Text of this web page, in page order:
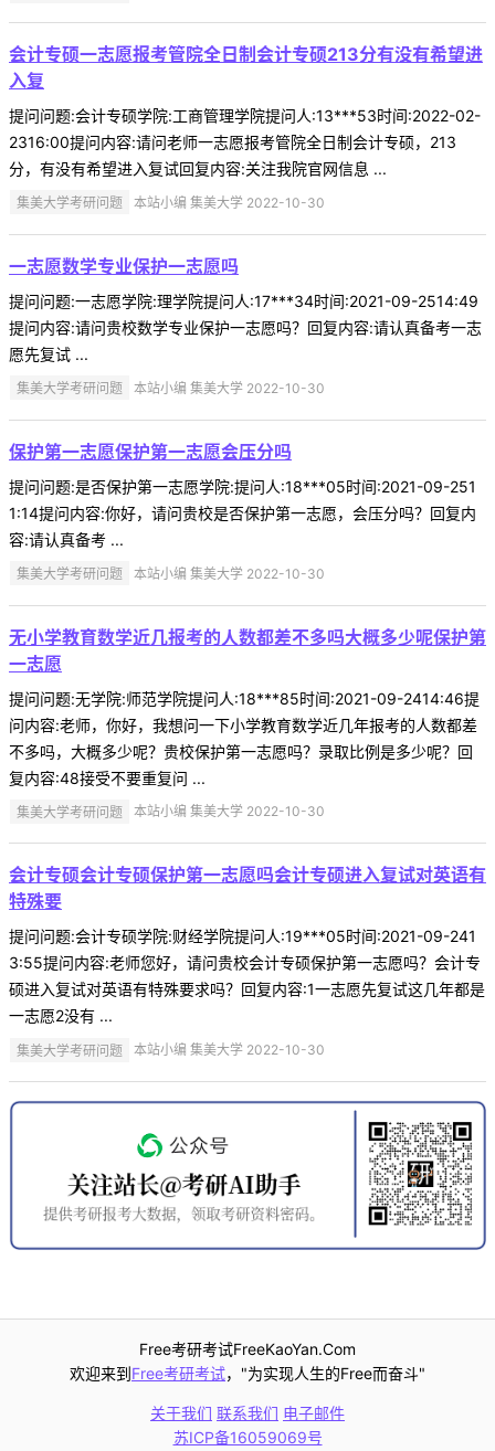
会计专硕一志愿报考管院全日制会计专硕213分有没有希望进
入复
提问问题:会计专硕学院:工商管理学院提问人:13***53时间:2022-02-
2316:00提问内容:请问老师一志愿报考管院全日制会计专硕，213
分，有没有希望进入复试回复内容:关注我院官网信息 ...
集美大学考研问题 本站小编 集美大学 2022-10-30
一志愿数学专业保护一志愿吗
提问问题:一志愿学院:理学院提问人:17***34时间:2021-09-2514:49
提问内容:请问贵校数学专业保护一志愿吗？回复内容:请认真备考一志
愿先复试 ...
集美大学考研问题 本站小编 集美大学 2022-10-30
保护第一志愿保护第一志愿会压分吗
提问问题:是否保护第一志愿学院:提问人:18***05时间:2021-09-251
1:14提问内容:你好，请问贵校是否保护第一志愿，会压分吗？回复内
容:请认真备考 ...
集美大学考研问题 本站小编 集美大学 2022-10-30
无小学教育数学近几报考的人数都差不多吗大概多少呢保护第
一志愿
提问问题:无学院:师范学院提问人:18***85时间:2021-09-2414:46提
问内容:老师，你好，我想问一下小学教育数学近几年报考的人数都差
不多吗，大概多少呢？贵校保护第一志愿吗？录取比例是多少呢？回
复内容:48接受不要重复问 ...
集美大学考研问题 本站小编 集美大学 2022-10-30
会计专硕会计专硕保护第一志愿吗会计专硕进入复试对英语有
特殊要
提问问题:会计专硕学院:财经学院提问人:19***05时间:2021-09-241
3:55提问内容:老师您好，请问贵校会计专硕保护第一志愿吗？会计专
硕进入复试对英语有特殊要求吗？回复内容:1一志愿先复试这几年都是
一志愿2没有 ...
集美大学考研问题 本站小编 集美大学 2022-10-30
Free考研考试FreeKaoYan.Com
欢迎来到Free考研考试，"为实现人生的Free而奋斗"
关于我们 联系我们 电子邮件
苏ICP备16059069号